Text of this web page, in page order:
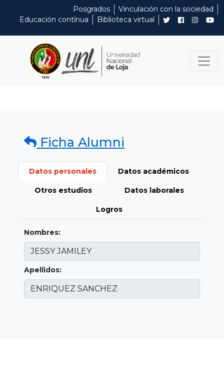
Posgrados
Vinculación con la sociedad
Educación contínua
Biblioteca virtual
Ficha Alumni
Datos personales Datos académicos
Otros estudios Datos laborales
Logros
Nombres:
Apellidos: